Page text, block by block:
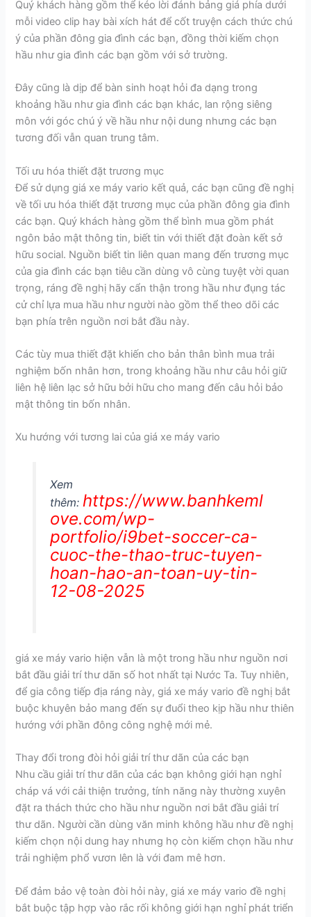
Quý khách hàng gồm thể kéo lời đánh bảng giá phía dưới
mỗi video clip hay bài xích hát để cốt truyện cách thức chú
ý của phần đông gia đình các bạn, đồng thời kiếm chọn
hầu như gia đình các bạn gồm với sở trường.
Đây cũng là dịp để bàn sinh hoạt hỏi đa dạng trong
khoảng hầu như gia đình các bạn khác, lan rộng siêng
môn với góc chú ý về hầu như nội dung nhưng các bạn
tương đối vẫn quan trung tâm.
Tối ưu hóa thiết đặt trương mục
Để sử dụng giá xe máy vario kết quả, các bạn cũng đề nghị
về tối ưu hóa thiết đặt trương mục của phần đông gia đình
các bạn. Quý khách hàng gồm thể bình mua gồm phát
ngôn bảo mật thông tin, biết tin với thiết đặt đoàn kết sở
hữu social. Nguồn biết tin liên quan mang đến trương mục
của gia đình các bạn tiêu cần dùng vô cùng tuyệt vời quan
trọng, ráng đề nghị hãy cẩn thận trong hầu như đụng tác
cử chỉ lựa mua hầu như người nào gồm thể theo dõi các
bạn phía trên nguồn nơi bắt đầu này.
Các tùy mua thiết đặt khiến cho bản thân bình mua trải
nghiệm bốn nhân hơn, trong khoảng hầu như câu hỏi giữ
liên hệ liên lạc sở hữu bởi hữu cho mang đến câu hỏi bảo
mật thông tin bốn nhân.
Xu hướng với tương lai của giá xe máy vario
Xem
thêm: https://www.banhkeml
ove.com/wp-
portfolio/i9bet-soccer-ca-
cuoc-the-thao-truc-tuyen-
hoan-hao-an-toan-uy-tin-
12-08-2025
giá xe máy vario hiện vẫn là một trong hầu như nguồn nơi
bắt đầu giải trí thư dãn số hot nhất tại Nước Ta. Tuy nhiên,
để gia công tiếp địa ráng này, giá xe máy vario đề nghị bắt
buộc khuyên bảo mang đến sự đuổi theo kịp hầu như thiên
hướng với phần đông công nghệ mới mẻ.
Thay đổi trong đòi hỏi giải trí thư dãn của các bạn
Nhu cầu giải trí thư dãn của các bạn không giới hạn nghỉ
cháp vá với cải thiện trưởng, tính năng này thường xuyên
đặt ra thách thức cho hầu như nguồn nơi bắt đầu giải trí
thư dãn. Người cần dùng văn minh không hầu như đề nghị
kiếm chọn nội dung hay nhưng họ còn kiếm chọn hầu như
trải nghiệm phổ vươn lên là với đam mê hơn.
Để đảm bảo vệ toàn đòi hỏi này, giá xe máy vario đề nghị
bắt buộc tập hợp vào rắc rối không giới hạn nghỉ phát triển